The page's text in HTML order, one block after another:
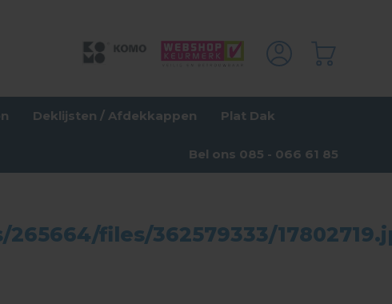
Deklijsten / Afdekkappen Plat Dak
Bel ons 085 - 066 61 85
files/362579333/